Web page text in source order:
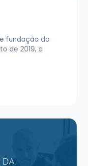
fundação da
de 2019, a